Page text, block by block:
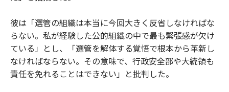
彼は「選管の組織は本当に今回大きく反省しなければな
らない。私が経験した公的組織の中で最も緊張感が欠け
ている」とし、「選管を解体する覚悟で根本から革新し
なければならない。その意味で、行政安全部や大統領も
責任を免れることはできない」と批判した。